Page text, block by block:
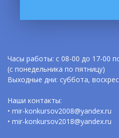
Часы работы: с 08-00 до 17-00
(с понедельника по пятницу)
Выходные дни: суббота,
Наши контакты:
• mir-konkursov2008@yandex.ru
• mir-konkursov2018@yandex.ru